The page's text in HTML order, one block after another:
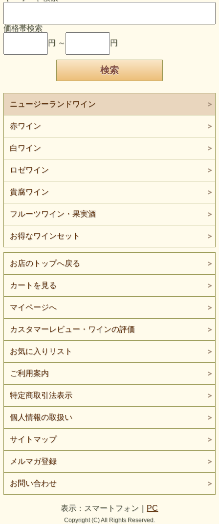
価格帯検索
円 ～
円
ニュージーランドワイン
赤ワイン
白ワイン
ロゼワイン
貴腐ワイン
フルーツワイン・果実酒
お得なワインセット
お店のトップへ戻る
カートを見る
マイページへ
カスタマーレビュー・ワインの評価
お気に入りリスト
ご利用案内
特定商取引法表示
個人情報の取扱い
サイトマップ
メルマガ登録
お問い合わせ
表示：スマートフォン｜ PC
Copyright (C) All Rights Reserved.